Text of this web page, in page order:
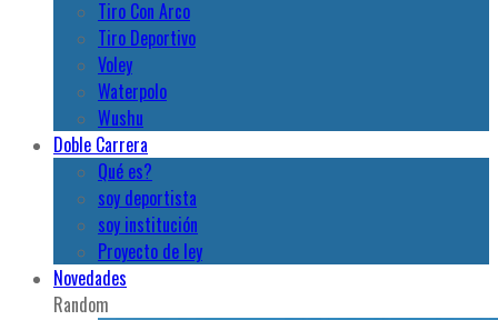
Tiro Con Arco
Tiro Deportivo
Voley
Waterpolo
Wushu
Doble Carrera
Qué es?
soy deportista
soy institución
Proyecto de ley
Novedades
Random